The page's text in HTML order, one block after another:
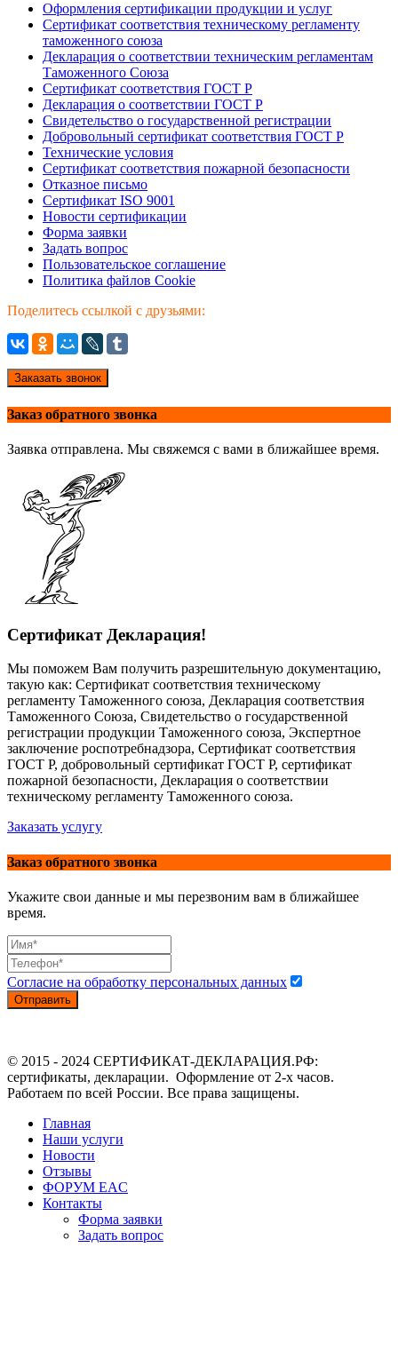
Оформления сертификации продукции и услуг
Сертификат соответствия техническому регламенту
таможенного союза
Декларация о соответствии техническим регламентам
Таможенного Союза
Сертификат соответствия ГОСТ Р
Декларация о соответствии ГОСТ Р
Свидетельство о государственной регистрации
Добровольный сертификат соответствия ГОСТ Р
Технические условия
Сертификат соответствия пожарной безопасности
Отказное письмо
Сертификат ISO 9001
Новости сертификации
Форма заявки
Задать вопрос
Пользовательское соглашение
Политика файлов Cookie
Поделитесь ссылкой с друзьями:
Заказать звонок
Заказ обратного звонка
Заявка отправлена. Мы свяжемся с вами в ближайшее время.
Сертификат Декларация!
Мы поможем Вам получить разрешительную документацию,
такую как: Сертификат соответствия техническому
регламенту Таможенного союза, Декларация соответствия
Таможенного Союза, Свидетельство о государственной
регистрации продукции Таможенного союза, Экспертное
заключение роспотребнадзора, Сертификат соответствия
ГОСТ Р, добровольный сертификат ГОСТ Р, сертификат
пожарной безопасности, Декларация о соответствии
техническому регламенту Таможенного союза.
Заказать услугу
Заказ обратного звонка
Укажите свои данные и мы перезвоним вам в ближайшее
время.
Согласие на обработку персональных данных
Отправить
© 2015 - 2024 СЕРТИФИКАТ-ДЕКЛАРАЦИЯ.РФ:
сертификаты, декларации. Оформление от 2-х часов.
Работаем по всей России. Все права защищены.
Главная
Наши услуги
Новости
Отзывы
ФОРУМ EAC
Контакты
Форма заявки
Задать вопрос